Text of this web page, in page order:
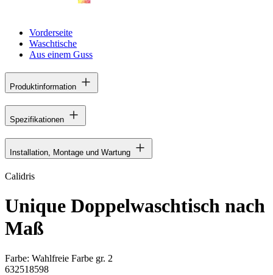
Vorderseite
Waschtische
Aus einem Guss
Produktinformation
Spezifikationen
Installation, Montage und Wartung
Calidris
Unique Doppelwaschtisch nach
Maß
Farbe: Wahlfreie Farbe gr. 2
632518598